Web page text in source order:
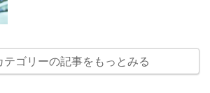
テゴリーの記事をもっとみる